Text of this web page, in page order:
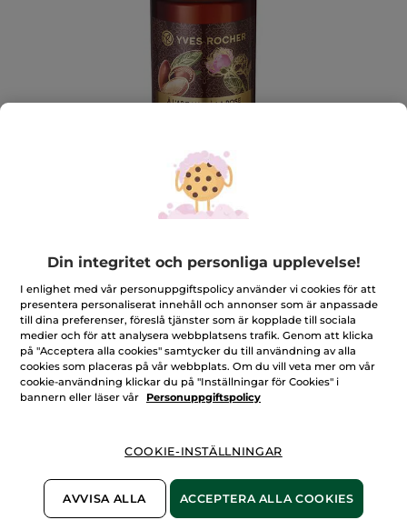
Duschgel - Argan, ros, 400 ml
Härligt löddrande duschgel med orientalisk doft av
argan och ros
400 ml
★★★★★
★★★★★
Inget
LÄGG TILL RECENSION
Bevaka produkt
Din integritet och personliga upplevelse!
I enlighet med vår personuppgiftspolicy använder vi cookies för att
presentera personaliserat innehåll och annonser som är anpassade
till dina preferenser, föreslå tjänster som är kopplade till sociala
medier och för att analysera webbplatsens trafik. Genom att klicka
på "Acceptera alla cookies" samtycker du till användning av alla
cookies som placeras på vår webbplats. Om du vill veta mer om vår
cookie-användning klickar du på "Inställningar för Cookies" i
bannern eller läser vår
Personuppgiftspolicy
COOKIE-INSTÄLLNINGAR
AVVISA ALLA ACCEPTERA ALLA COOKIES